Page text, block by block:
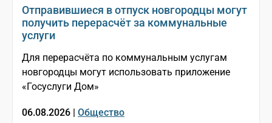
Отправившиеся в отпуск новгородцы могут
получить перерасчёт за коммунальные
услуги
Для перерасчёта по коммунальным услугам
новгородцы могут использовать приложение
«Госуслуги Дом»
06.08.2026 | Общество